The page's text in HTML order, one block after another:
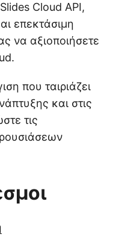
Cloud API,
επεκτάσιμη
να αξιοποιήσετε
που ταιριάζει
και στις
τις